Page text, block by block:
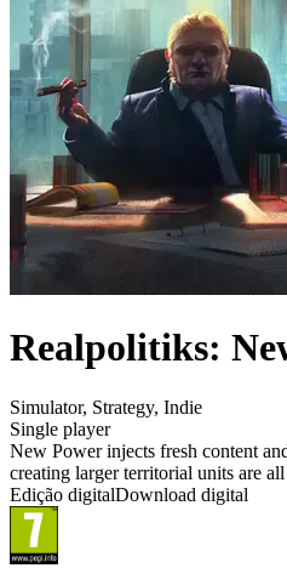
Realpolitiks:
Simulator, Strategy, Indie
Single player
New Power injects fresh content
creating larger territorial units are
Edição digitalDownload digital